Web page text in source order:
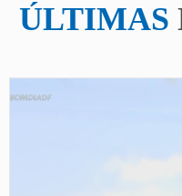
ÚLTIMAS